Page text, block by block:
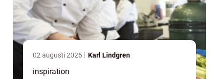
02 augusti 2026 Karl Lindgren
inspiration